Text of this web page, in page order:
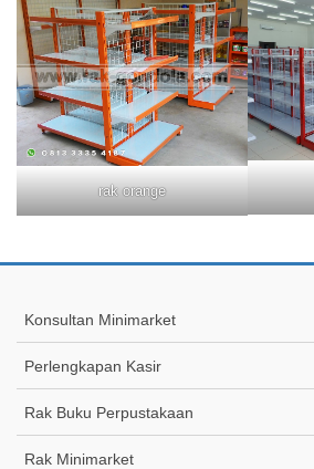
rak orange
Konsultan Minimarket
Perlengkapan Kasir
Rak Buku Perpustakaan
Rak Minimarket